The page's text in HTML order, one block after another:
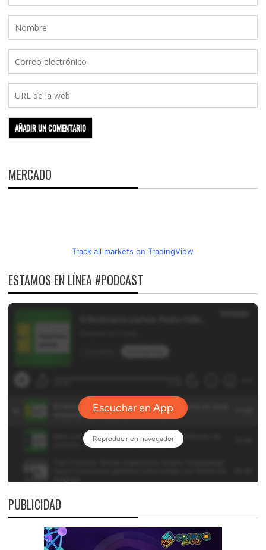
MERCADO
Track all markets on TradingView
ESTAMOS EN LÍNEA #PODCAST
PUBLICIDAD